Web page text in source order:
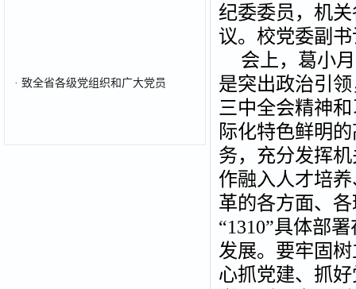
致全省各级党组织和广大党员
纪委委员，机
议。校党委副
会上，葛小
是突出政治引
三中全会精神
际化特色鲜明
务，充分发挥
作融入人才培
革的各方面、
“1310”具体部
发展。要牢固
心抓党建、抓